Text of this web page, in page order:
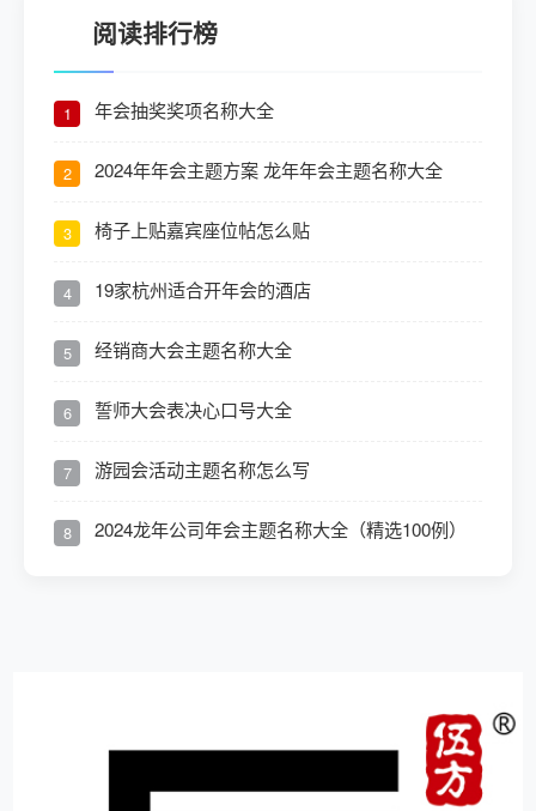
阅读排行榜
1 年会抽奖奖项名称大全
2 2024年年会主题方案 龙年年会主题名称大全
3 椅子上贴嘉宾座位帖怎么贴
4 19家杭州适合开年会的酒店
5 经销商大会主题名称大全
6 誓师大会表决心口号大全
7 游园会活动主题名称怎么写
8 2024龙年公司年会主题名称大全（精选100例）